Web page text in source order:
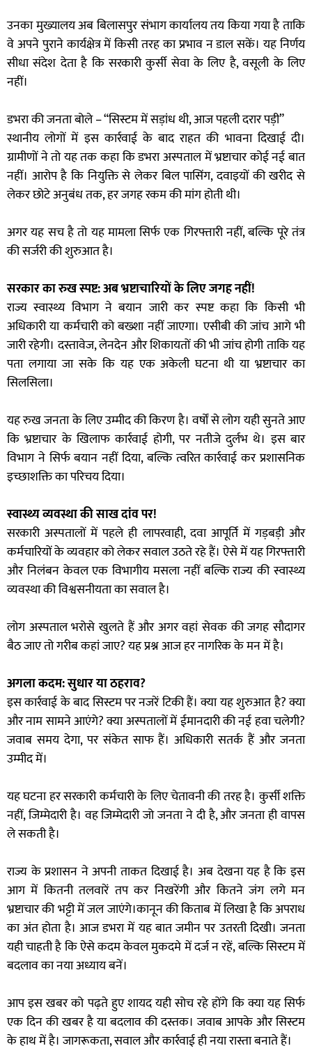
उनका मुख्यालय अब बिलासपुर संभाग कार्यालय तय किया गया है ताकि
वे अपने पुराने कार्यक्षेत्र में किसी तरह का प्रभाव न डाल सकें। यह निर्णय
सीधा संदेश देता है कि सरकारी कुर्सी सेवा के लिए है, वसूली के लिए
नहीं।
डभरा की जनता बोले – “सिस्टम में सड़ांध थी, आज पहली दरार पड़ी”
स्थानीय लोगों में इस कार्रवाई के बाद राहत की भावना दिखाई दी।
ग्रामीणों ने तो यह तक कहा कि डभरा अस्पताल में भ्रष्टाचार कोई नई बात
नहीं। आरोप है कि नियुक्ति से लेकर बिल पासिंग, दवाइयों की खरीद से
लेकर छोटे अनुबंध तक, हर जगह रकम की मांग होती थी।
अगर यह सच है तो यह मामला सिर्फ एक गिरफ्तारी नहीं, बल्कि पूरे तंत्र
की सर्जरी की शुरुआत है।
सरकार का रुख स्पष्ट: अब भ्रष्टाचारियों के लिए जगह नहीं!
राज्य स्वास्थ्य विभाग ने बयान जारी कर स्पष्ट कहा कि किसी भी
अधिकारी या कर्मचारी को बख्शा नहीं जाएगा। एसीबी की जांच आगे भी
जारी रहेगी। दस्तावेज, लेनदेन और शिकायतों की भी जांच होगी ताकि यह
पता लगाया जा सके कि यह एक अकेली घटना थी या भ्रष्टाचार का
सिलसिला।
यह रुख जनता के लिए उम्मीद की किरण है। वर्षों से लोग यही सुनते आए
कि भ्रष्टाचार के खिलाफ कार्रवाई होगी, पर नतीजे दुर्लभ थे। इस बार
विभाग ने सिर्फ बयान नहीं दिया, बल्कि त्वरित कार्रवाई कर प्रशासनिक
इच्छाशक्ति का परिचय दिया।
स्वास्थ्य व्यवस्था की साख दांव पर!
सरकारी अस्पतालों में पहले ही लापरवाही, दवा आपूर्ति में गड़बड़ी और
कर्मचारियों के व्यवहार को लेकर सवाल उठते रहे हैं। ऐसे में यह गिरफ्तारी
और निलंबन केवल एक विभागीय मसला नहीं बल्कि राज्य की स्वास्थ्य
व्यवस्था की विश्वसनीयता का सवाल है।
लोग अस्पताल भरोसे खुलते हैं और अगर वहां सेवक की जगह सौदागर
बैठ जाए तो गरीब कहां जाए? यह प्रश्न आज हर नागरिक के मन में है।
अगला कदम: सुधार या ठहराव?
इस कार्रवाई के बाद सिस्टम पर नजरें टिकी हैं। क्या यह शुरुआत है? क्या
और नाम सामने आएंगे? क्या अस्पतालों में ईमानदारी की नई हवा चलेगी?
जवाब समय देगा, पर संकेत साफ हैं। अधिकारी सतर्क हैं और जनता
उम्मीद में।
यह घटना हर सरकारी कर्मचारी के लिए चेतावनी की तरह है। कुर्सी शक्ति
नहीं, जिम्मेदारी है। वह जिम्मेदारी जो जनता ने दी है, और जनता ही वापस
ले सकती है।
राज्य के प्रशासन ने अपनी ताकत दिखाई है। अब देखना यह है कि इस
आग में कितनी तलवारें तप कर निखरेंगी और कितने जंग लगे मन
भ्रष्टाचार की भट्टी में जल जाएंगे।कानून की किताब में लिखा है कि अपराध
का अंत होता है। आज डभरा में यह बात जमीन पर उतरती दिखी। जनता
यही चाहती है कि ऐसे कदम केवल मुकदमे में दर्ज न रहें, बल्कि सिस्टम में
बदलाव का नया अध्याय बनें।
आप इस खबर को पढ़ते हुए शायद यही सोच रहे होंगे कि क्या यह सिर्फ
एक दिन की खबर है या बदलाव की दस्तक। जवाब आपके और सिस्टम
के हाथ में है। जागरूकता, सवाल और कार्रवाई ही नया रास्ता बनाते हैं।